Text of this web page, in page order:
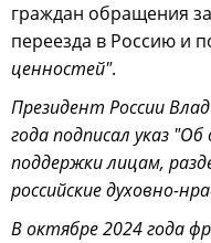
граждан обращения
переезда в Россию и
ценностей".
Президент России
года подписал указ
поддержки лицам,
российские духовно-
В октябре 2024 года